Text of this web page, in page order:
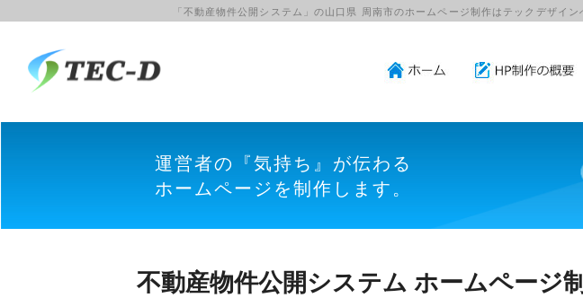
「不動産物件公開システム」の山口県 周南市のホームページ制作はテックデザイ
運営者の『気持ち』が伝わる
ホームページを制作します。
不動産物件公開システム ホームページ